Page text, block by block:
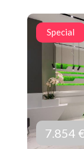
Special
7.854 €